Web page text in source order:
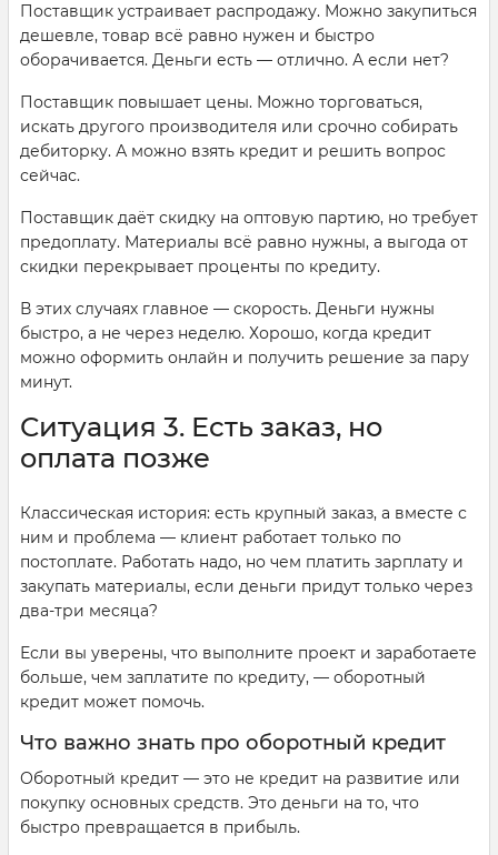
Поставщик устраивает распродажу. Можно закупиться
дешевле, товар всё равно нужен и быстро
оборачивается. Деньги есть — отлично. А если нет?
Поставщик повышает цены. Можно торговаться,
искать другого производителя или срочно собирать
дебиторку. А можно взять кредит и решить вопрос
сейчас.
Поставщик даёт скидку на оптовую партию, но требует
предоплату. Материалы всё равно нужны, а выгода от
скидки перекрывает проценты по кредиту.
В этих случаях главное — скорость. Деньги нужны
быстро, а не через неделю. Хорошо, когда кредит
можно оформить онлайн и получить решение за пару
минут.
Ситуация 3. Есть заказ, но
оплата позже
Классическая история: есть крупный заказ, а вместе с
ним и проблема — клиент работает только по
постоплате. Работать надо, но чем платить зарплату и
закупать материалы, если деньги придут только через
два-три месяца?
Если вы уверены, что выполните проект и заработаете
больше, чем заплатите по кредиту, — оборотный
кредит может помочь.
Что важно знать про оборотный кредит
Оборотный кредит — это не кредит на развитие или
покупку основных средств. Это деньги на то, что
быстро превращается в прибыль.